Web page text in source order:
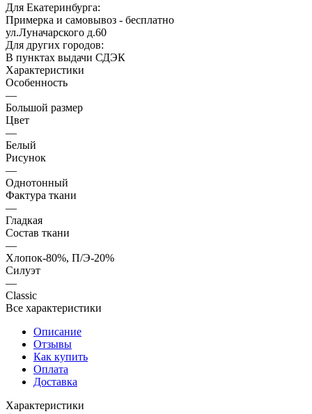
Для Екатеринбурга:
Примерка и самовывоз - бесплатно
ул.Луначарского д.60
Для других городов:
В пунктах выдачи СДЭК
Характеристики
Особенность
—
Большой размер
Цвет
—
Белый
Рисунок
—
Однотонный
Фактура ткани
—
Гладкая
Состав ткани
—
Хлопок-80%, П/Э-20%
Силуэт
—
Classic
Все характеристики
Описание
Отзывы
Как купить
Оплата
Доставка
Характеристики